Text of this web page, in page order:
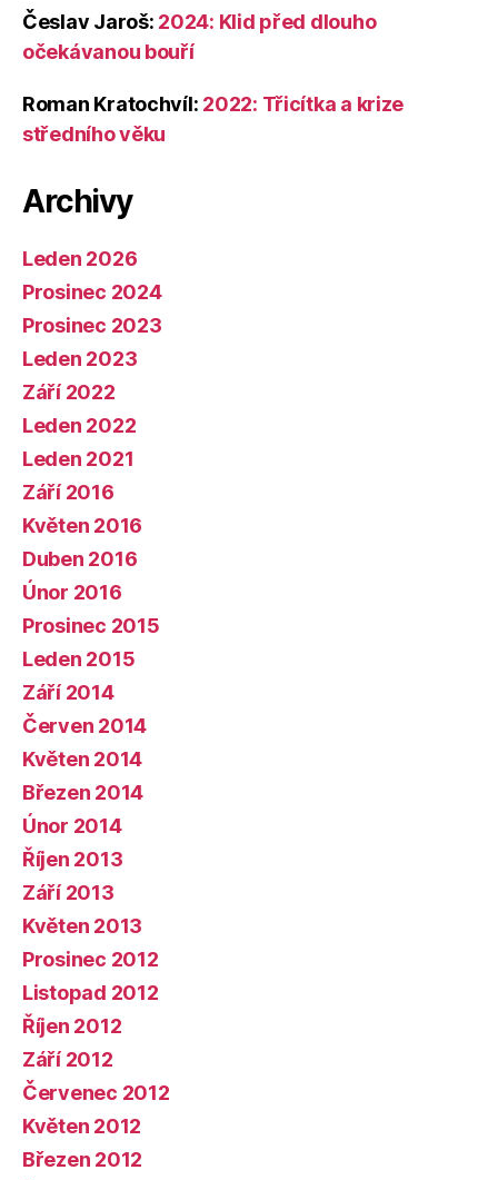
Česlav Jaroš: 2024: Klid před dlouho
očekávanou bouří
Roman Kratochvíl: 2022: Třicítka a krize
středního věku
Archivy
Leden 2026
Prosinec 2024
Prosinec 2023
Leden 2023
Září 2022
Leden 2022
Leden 2021
Září 2016
Květen 2016
Duben 2016
Únor 2016
Prosinec 2015
Leden 2015
Září 2014
Červen 2014
Květen 2014
Březen 2014
Únor 2014
Říjen 2013
Září 2013
Květen 2013
Prosinec 2012
Listopad 2012
Říjen 2012
Září 2012
Červenec 2012
Květen 2012
Březen 2012